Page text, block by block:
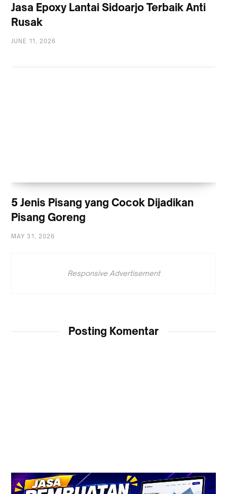
Jasa Epoxy Lantai Sidoarjo Terbaik Anti
Rusak
JUNE 11, 2026
5 Jenis Pisang yang Cocok Dijadikan
Pisang Goreng
MAY 31, 2026
Responsive Advertisement
Posting Komentar